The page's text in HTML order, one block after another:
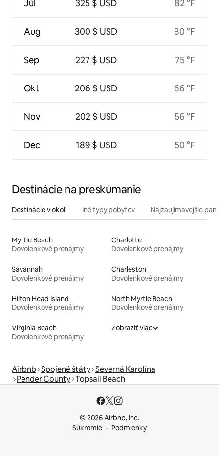
Júl
Aug
Sep
Okt
Nov
Dec
325 $ USD
300 $ USD
227 $ USD
206 $ USD
202 $ USD
189 $ USD
82 °F
80 °F
75 °F
66 °F
56 °F
50 °F
Destinácie na preskúmanie
Destinácie v okolí Iné typy pobytov Najzaujímavejšie
Myrtle Beach
Dovolenkové prenájmy
Charlotte
Dovolenkové prenájmy
Savannah
Dovolenkové prenájmy
Charleston
Dovolenkové prenájmy
Hilton Head Island
Dovolenkové prenájmy
North Myrtle Beach
Dovolenkové prenájmy
Virginia Beach
Dovolenkové prenájmy
Zobraziť viac
Airbnb Spojené štáty Severná Karolína
Pender County Topsail Beach
© 2026 Airbnb, Inc.
Súkromie
Podmienky